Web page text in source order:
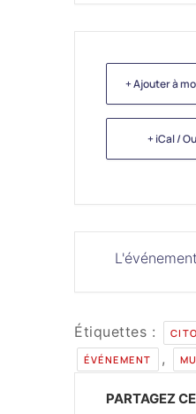
+ Ajouter à
+ iCal /
Étiquettes :
ÉVÉNEMENT ,
PARTAGEZ